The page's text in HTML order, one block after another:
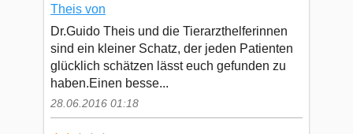
Theis von
Dr.Guido Theis und die Tierarzthelferinnen
sind ein kleiner Schatz, der jeden Patienten
glücklich schätzen lässt euch gefunden zu
haben.Einen besse...
28.06.2016 01:18